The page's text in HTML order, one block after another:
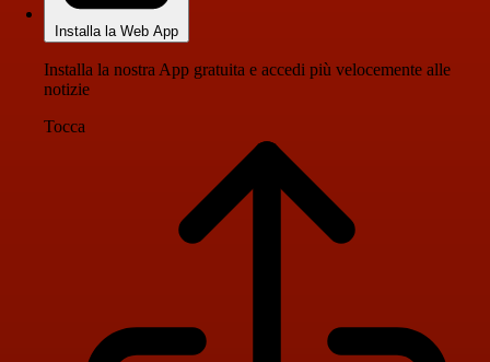
Installa la Web App
Installa la nostra App gratuita e accedi più velocemente alle
notizie
Tocca